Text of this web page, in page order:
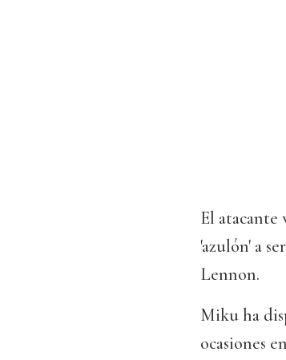
El atacante
'azulón' a
Lennon.
Miku ha
ocasiones